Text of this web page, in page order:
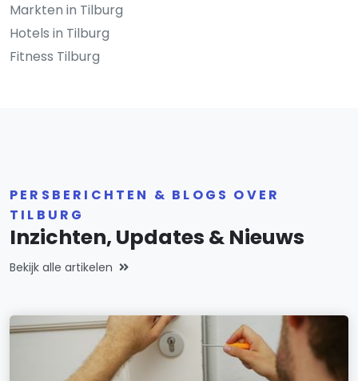
Markten in Tilburg
Hotels in Tilburg
Fitness Tilburg
PERSBERICHTEN & BLOGS OVER
TILBURG
Inzichten, Updates & Nieuws
Bekijk alle artikelen